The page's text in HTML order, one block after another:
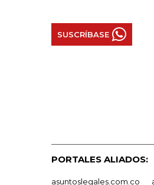
SUSCRÍBASE
PORTALES ALIADOS:
asuntoslegales.com.co